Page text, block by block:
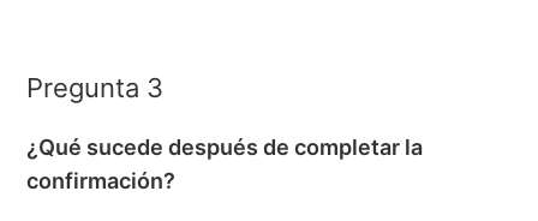
Pregunta 3
¿Qué sucede después de completar la
confirmación?